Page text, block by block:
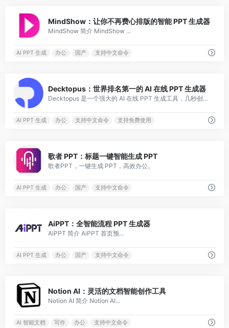
MindShow：让你不再费心排版的智能 PPT 生成器
MindShow 简介 MindShow ...
AI PPT 生成 办公 国产 支持中文命令
Decktopus：世界排名第一的 AI 在线 PPT 生成器
Decktopus 是一个强大的 AI 在线 PPT 生成工具，几秒创建精美 PPT。
AI PPT 生成 办公 支持中文命令 支持免费使用
歌者 PPT：标题一键智能生成 PPT
歌者PPT，一键生成 PPT，高效办公。
AI PPT 生成 办公 国产 支持中文命令
AiPPT：全智能流程 PPT 生成器
AiPPT 简介 AiPPT 首页预...
AI PPT 生成 办公 国产 支持中文命令
Notion AI：灵活的文档智能创作工具
Notion AI 简介 Notion AI...
AI 智能文档 写作 办公 支持中文命令